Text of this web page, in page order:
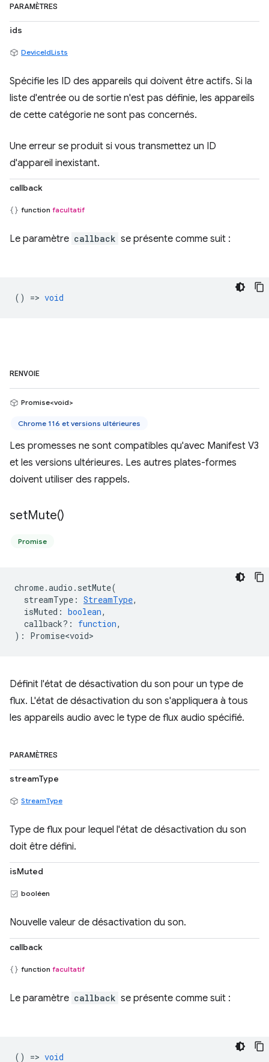
PARAMÈTRES
ids
DeviceIdLists
Spécifie les ID des appareils qui doivent être actifs. Si la
liste d'entrée ou de sortie n'est pas définie, les appareils
de cette catégorie ne sont pas concernés.
Une erreur se produit si vous transmettez un ID
d'appareil inexistant.
callback
function facultatif
Le paramètre callback se présente comme suit :
() => void
RENVOIE
Promise<void>
Chrome 116 et versions ultérieures
Les promesses ne sont compatibles qu'avec Manifest V3
et les versions ultérieures. Les autres plates-formes
doivent utiliser des rappels.
setMute()
Promise
chrome.audio . setMute(
streamType : StreamType,
isMuted : boolean,
callback? : function,
) : Promise<void>
Définit l'état de désactivation du son pour un type de
flux. L'état de désactivation du son s'appliquera à tous
les appareils audio avec le type de flux audio spécifié.
PARAMÈTRES
streamType
StreamType
Type de flux pour lequel l'état de désactivation du son
doit être défini.
isMuted
booléen
Nouvelle valeur de désactivation du son.
callback
function facultatif
Le paramètre callback se présente comme suit :
() => void